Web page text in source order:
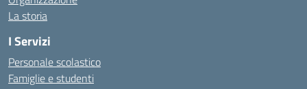
La storia
I Servizi
Personale scolastico
Famiglie e studenti